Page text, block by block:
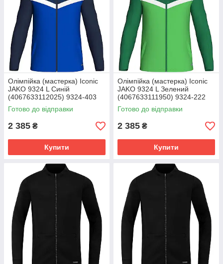
Олімпійка (мастерка) Iconic
JAKO 9324 L Синій
(4067633112025) 9324-403
Готово до відправки
2 385 ₴
Купити
Олімпійка (мастерка) Iconic
JAKO 9324 L Зелений
(4067633111950) 9324-222
Готово до відправки
2 385 ₴
Купити